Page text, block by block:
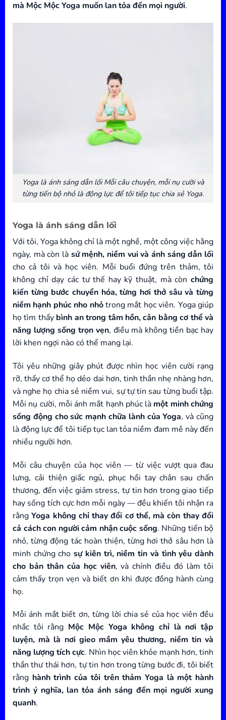
mà Mộc Mộc Yoga muốn lan tỏa đến mọi người.
Yoga là ánh sáng dẫn lối Mỗi câu chuyện, mỗi nụ cười và
từng tiến bộ nhỏ là động lực để tôi tiếp tục chia sẻ Yoga.
Yoga là ánh sáng dẫn lối
Với tôi, Yoga không chỉ là một nghề, một công việc hằng
ngày, mà còn là sứ mệnh, niềm vui và ánh sáng dẫn lối
cho cả tôi và học viên. Mỗi buổi đứng trên thảm, tôi
không chỉ dạy các tư thế hay kỹ thuật, mà còn chứng
kiến từng bước chuyển hóa, từng hơi thở sâu và từng
niềm hạnh phúc nho nhỏtrong mắt học viên. Yoga giúp
họ tìm thấy bình an trong tâm hồn, cân bằng cơ thể và
năng lượng sống trọn vẹn, điều mà không tiền bạc hay
lời khen ngợi nào có thể mang lại.
Tôi yêu những giây phút được nhìn học viên cười rạng
rỡ, thấy cơ thể họ dẻo dai hơn, tinh thần nhẹ nhàng hơn,
và nghe họ chia sẻ niềm vui, sự tự tin sau từng buổi tập.
Mỗi nụ cười, mỗi ánh mắt hạnh phúc là một minh chứng
sống động cho sức mạnh chữa lành của Yoga, và cũng
là động lực để tôi tiếp tục lan tỏa niềm đam mê này đến
nhiều người hơn.
Mỗi câu chuyện của học viên — từ việc vượt qua đau
lưng, cải thiện giấc ngủ, phục hồi tay chân sau chấn
thương, đến việc giảm stress, tự tin hơn trong giao tiếp
hay sống tích cực hơn mỗi ngày — đều khiến tôi nhận ra
rằngYoga không chỉ thay đổi cơ thể, mà còn thay đổi
cả cách con người cảm nhận cuộc sống. Những tiến bộ
nhỏ, từng động tác hoàn thiện, từng hơi thở sâu hơn là
minh chứng chosự kiên trì, niềm tin và tình yêu dành
cho bản thân của học viên, và chính điều đó làm tôi
cảm thấy trọn vẹn và biết ơn khi được đồng hành cùng
họ.
Mỗi ánh mắt biết ơn, từng lời chia sẻ của học viên đều
nhắc tôi rằng Mộc Mộc Yoga không chỉ là nơi tập
luyện, mà là nơi gieo mầm yêu thương, niềm tin và
năng lượng tích cực. Nhìn học viên khỏe mạnh hơn, tinh
thần thư thái hơn, tự tin hơn trong từng bước đi, tôi biết
rằng hành trình của tôi trên thảm Yoga là một hành
trình ý nghĩa, lan tỏa ánh sáng đến mọi người xung
quanh.